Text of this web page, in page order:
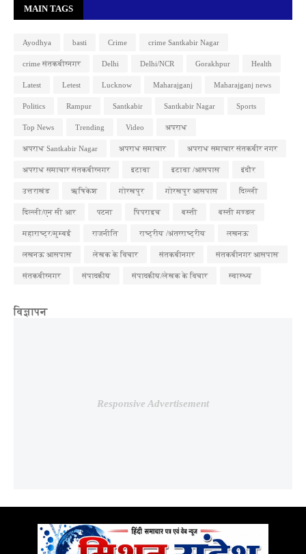
MAIN TAGS
Ayodhya basti Crime crime Santkabir Nagar
crime संतकबीरनगर Delhi Delhi/NCR Gorakhpur Health
Latest Letest Lucknow Maharajganj Maharajganj news
Politics Rampur Santkabir Santkabir Nagar Sports
Top News Trending Video अपराध
अपराध Santkabir Nagar अपराध समाचार अपराध समाचार संतकबीर नगर
अपराध समाचार संतकबीरनगर इटावा इटावा /आसपास इंदौर
उत्तराखंड ऋषिकेश गोरखपुर गोरखपुर आसपास दिल्ली
दिल्ली/एन सी आर पटना पिपराइच बस्ती बस्ती मण्डल
महाराष्ट्र/मुम्बई राजनीति राष्ट्रीय /अंतरराष्ट्रीय लखनऊ
लखनऊ आसपास लेखक के विचार संतकबीनगर संतकबीनगर आसपास
संतकबीरनगर संपादकीय संपादकीय/लेखक के विचार स्वास्थ्य
विज्ञापन
Responsive Advertisement